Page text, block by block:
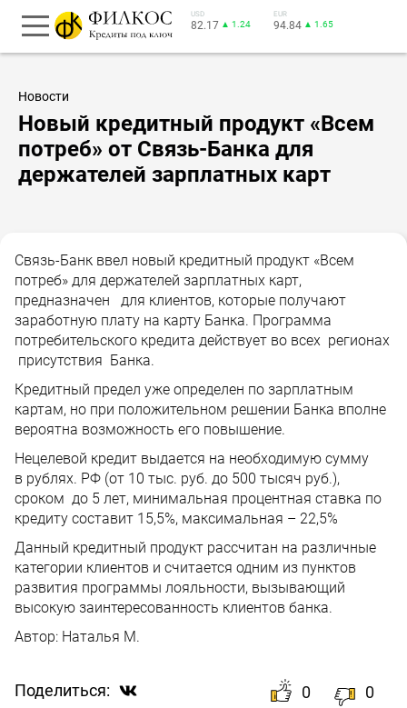
USD
82.17 ▲ 1.24
EUR
94.84 ▲ 1.65
Новости
Новый кредитный продукт «Всем
потреб» от Связь-Банка для
держателей зарплатных карт
Связь-Банк ввел новый кредитный продукт «Всем
потреб» для держателей зарплатных карт,
предназначен для клиентов, которые получают
заработную плату на карту Банка. Программа
потребительского кредита действует во всех регионах
присутствия Банка.
Кредитный предел уже определен по зарплатным
картам, но при положительном решении Банка вполне
вероятна возможность его повышение.
Нецелевой кредит выдается на необходимую сумму
в рублях. РФ (от 10 тыс. руб. до 500 тысяч руб.),
сроком до 5 лет, минимальная процентная ставка по
кредиту составит 15,5%, максимальная – 22,5%
Данный кредитный продукт рассчитан на различные
категории клиентов и считается одним из пунктов
развития программы лояльности, вызывающий
высокую заинтересованность клиентов банка.
Автор: Наталья М.
Поделиться: 0 0